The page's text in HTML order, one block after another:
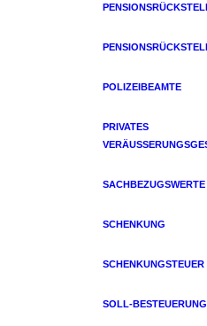
POLIZEIBEAMTE
PRIVATES
SACHBEZUGSWERTE
SCHENKUNG
SCHENKUNGSTEUER
SOLL-BESTEUERUNG